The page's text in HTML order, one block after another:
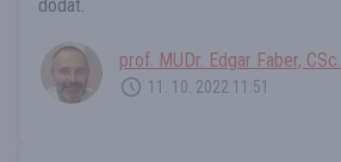
dodat.
prof. MUDr. Edgar Faber, CSc.
11. 10. 2022 11:51